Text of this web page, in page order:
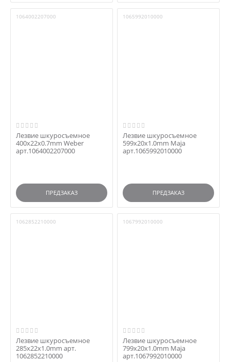
1064002207000
Лезвие шкуросъемное
400x22x0.7mm Weber
арт.1064002207000
ПРЕДЗАКАЗ
1065992010000
Лезвие шкуросъемное
599x20x1.0mm Maja
арт.1065992010000
ПРЕДЗАКАЗ
1062852210000
Лезвие шкуросъемное
285х22х1.0mm арт.
1062852210000
1067992010000
Лезвие шкуросъемное
799x20x1.0mm Maja
арт.1067992010000